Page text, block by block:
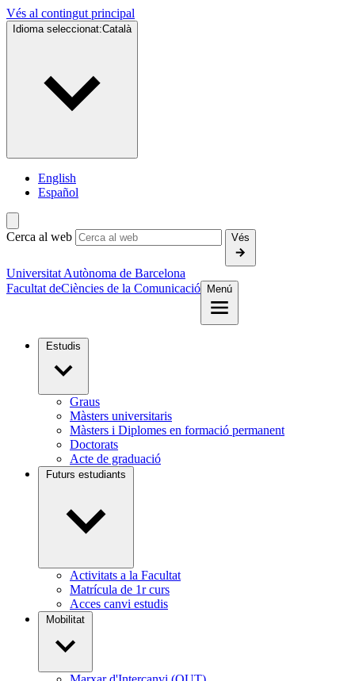
Vés al contingut principal
Idioma seleccionat:Català
English
Español
Cerca al web Vés
Universitat Autònoma de Barcelona
Facultat deCiències de la Comunicació Menú
Estudis
Graus
Màsters universitaris
Màsters i Diplomes en formació permanent
Doctorats
Acte de graduació
Futurs estudiants
Activitats a la Facultat
Matrícula de 1r curs
Acces canvi estudis
Mobilitat